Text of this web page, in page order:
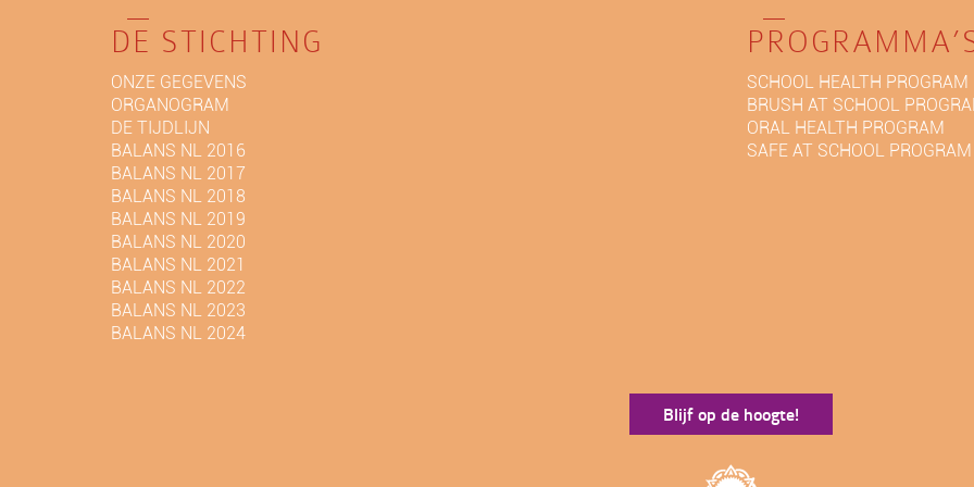
DE STICHTING
ONZE GEGEVENS
ORGANOGRAM
DE TIJDLIJN
BALANS NL 2016
BALANS NL 2017
BALANS NL 2018
BALANS NL 2019
BALANS NL 2020
BALANS NL 2021
BALANS NL 2022
BALANS NL 2023
BALANS NL 2024
SCHOOL HEALTH PROGRAM
BRUSH AT SCHOOL
ORAL HEALTH PROGRAM
SAFE AT SCHOOL PROGRAM
Blijf op de hoogte!